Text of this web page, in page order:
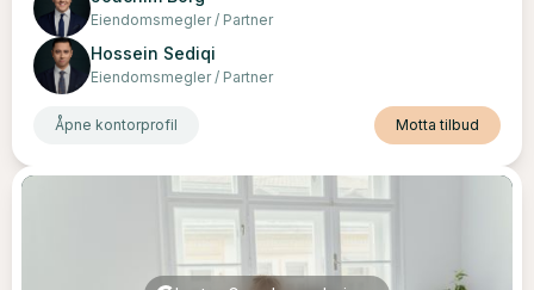
Eiendomsmegler / Partner
Hossein Sediqi
Eiendomsmegler / Partner
Åpne kontorprofil Motta tilbud